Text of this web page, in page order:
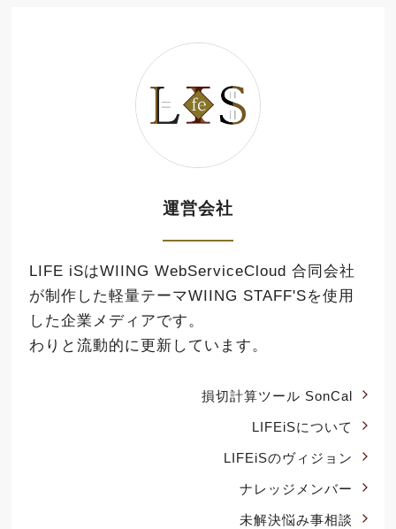
運営会社
LIFE iSはWIING WebServiceCloud 合同会社
が制作した軽量テーマWIING STAFF'Sを使用
した企業メディアです。
わりと流動的に更新しています。
損切計算ツール SonCal
LIFEiSについて
LIFEiSのヴィジョン
ナレッジメンバー
未解決悩み事相談